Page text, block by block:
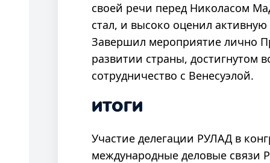
своей речи перед Николасом
стал, и высоко оценил
Завершил мероприятие лично
развитии страны, достигнутом
сотрудничество с Венесуэлой.
ИТОГИ
Участие делегации РУЛАД в
международные деловые связи